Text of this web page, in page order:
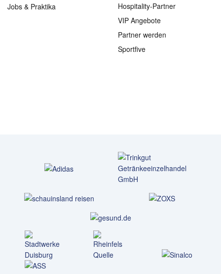
Jobs & Praktika
Hospitality-Partner
VIP Angebote
Partner werden
Sportfive